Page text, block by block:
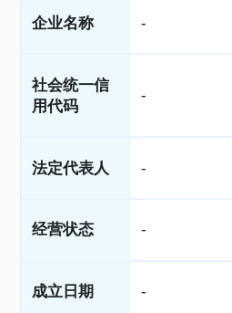
企业名称 -
社会统一信
用代码
-
法定代表人 -
经营状态 -
成立日期 -